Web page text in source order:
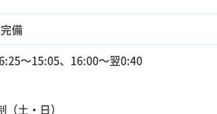
備
～15:05、16:00～翌0:40
土・日）